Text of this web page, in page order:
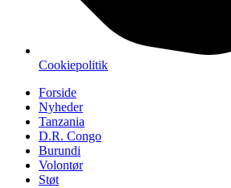
Cookiepolitik
Forside
Nyheder
Tanzania
D.R. Congo
Burundi
Volontør
Støt